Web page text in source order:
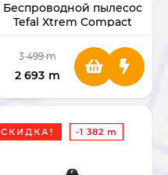
Беспроводной пылесос
Tefal Xtrem Compact
3 499 m
2 693 m
СКИДКА! -1 382 m